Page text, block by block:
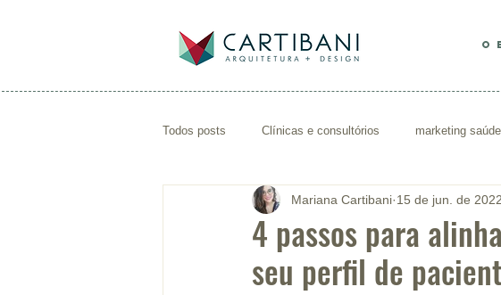
O
Todos posts Clínicas e consultórios marketing saúde
arquiteto de saúde projeto de consultório
4 passos para
seu perfil de
Mariana Cartibani 15 de jun. de 2022